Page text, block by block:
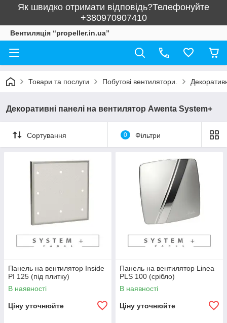
Як швидко отримати відповідь?Телефонуйте
+380970907410
Вентиляція “propeller.in.ua”
Товари та послуги Побутові вентилятори.
Декоративні панелі на вентилятор Awenta System+
Сортування 0 Фільтри
Панель на вентилятор Inside
PI 125 (під плитку)
В наявності
Ціну уточнюйте
Панель на вентилятор Linea
PLS 100 (срібло)
В наявності
Ціну уточнюйте